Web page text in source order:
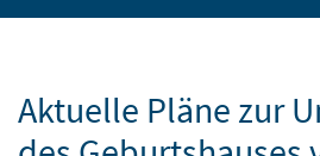
Aktuelle Pläne zur